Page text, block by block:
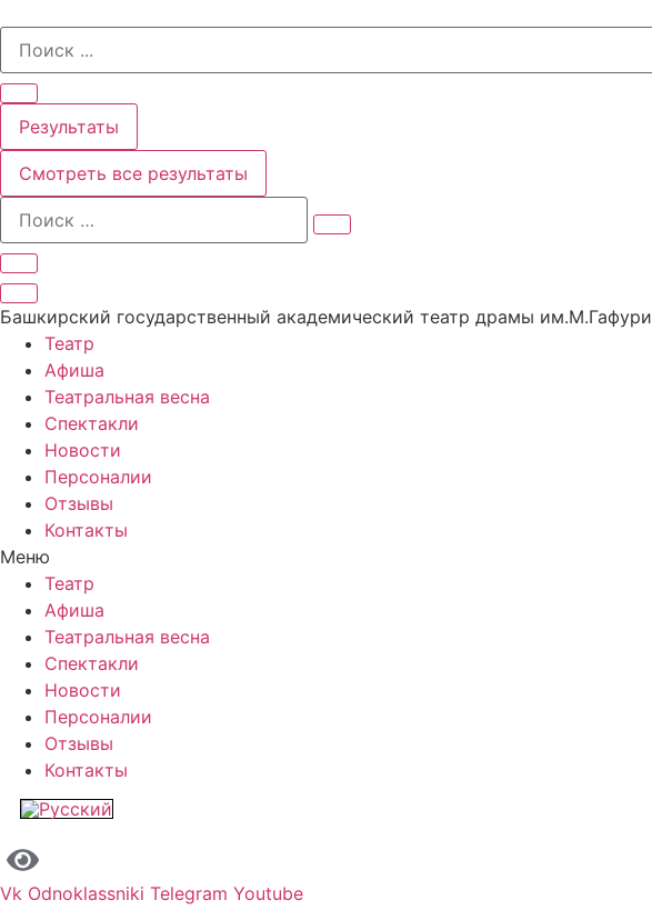
содержимому
Search
Результаты
Смотреть все результаты
Башкирский государственный академический театр драмы им.М.Гафури
Театр
Афиша
Театральная весна
Спектакли
Новости
Персоналии
Отзывы
Контакты
Меню
Театр
Афиша
Театральная весна
Спектакли
Новости
Персоналии
Отзывы
Контакты
Vk Odnoklassniki Telegram Youtube